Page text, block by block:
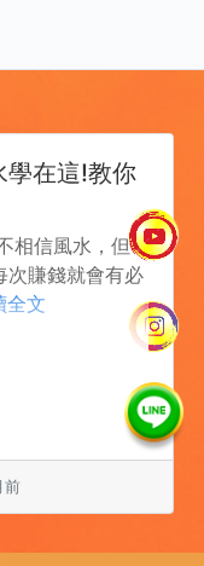
學在這!教你
相信風水，但
次賺錢就會有必
全文
前